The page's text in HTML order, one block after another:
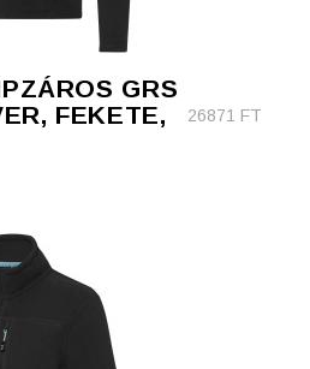
GRS
FEKETE,
26871 FT